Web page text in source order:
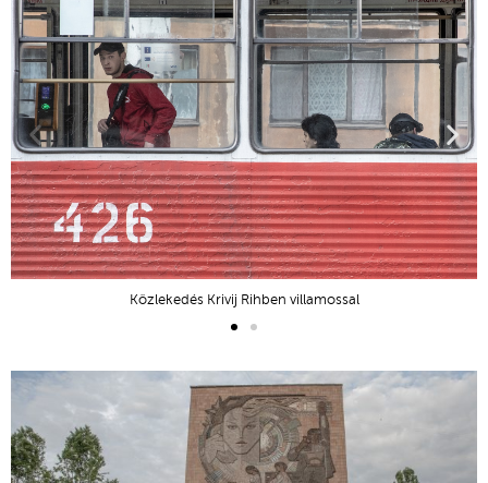
Közlekedés Krivij Rihben villamossal